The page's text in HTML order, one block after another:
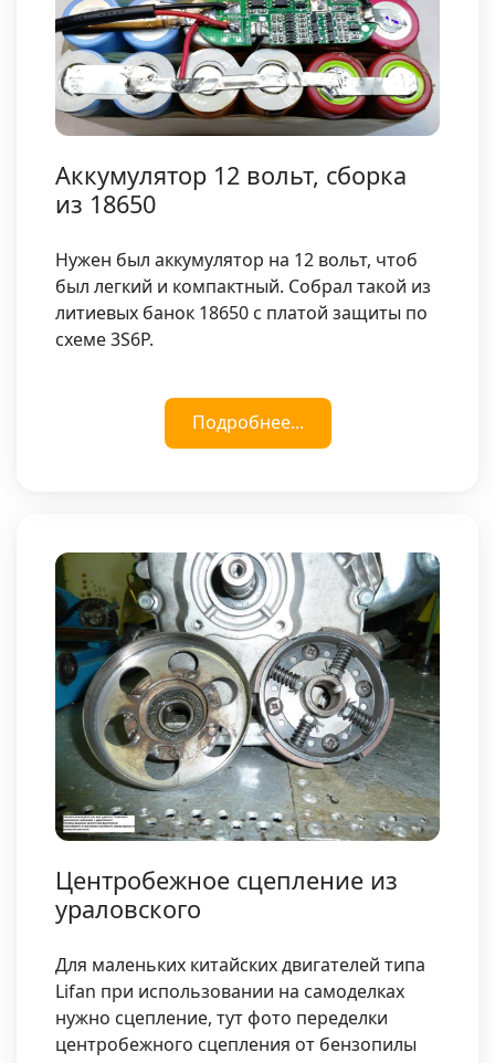
Аккумулятор 12 вольт, сборка
из 18650
Нужен был аккумулятор на 12 вольт, чтоб
был легкий и компактный. Собрал такой из
литиевых банок 18650 с платой защиты по
схеме 3S6P.
Подробнее...
Центробежное сцепление из
ураловского
Для маленьких китайских двигателей типа
Lifan при использовании на самоделках
нужно сцепление, тут фото переделки
центробежного сцепления от бензопилы